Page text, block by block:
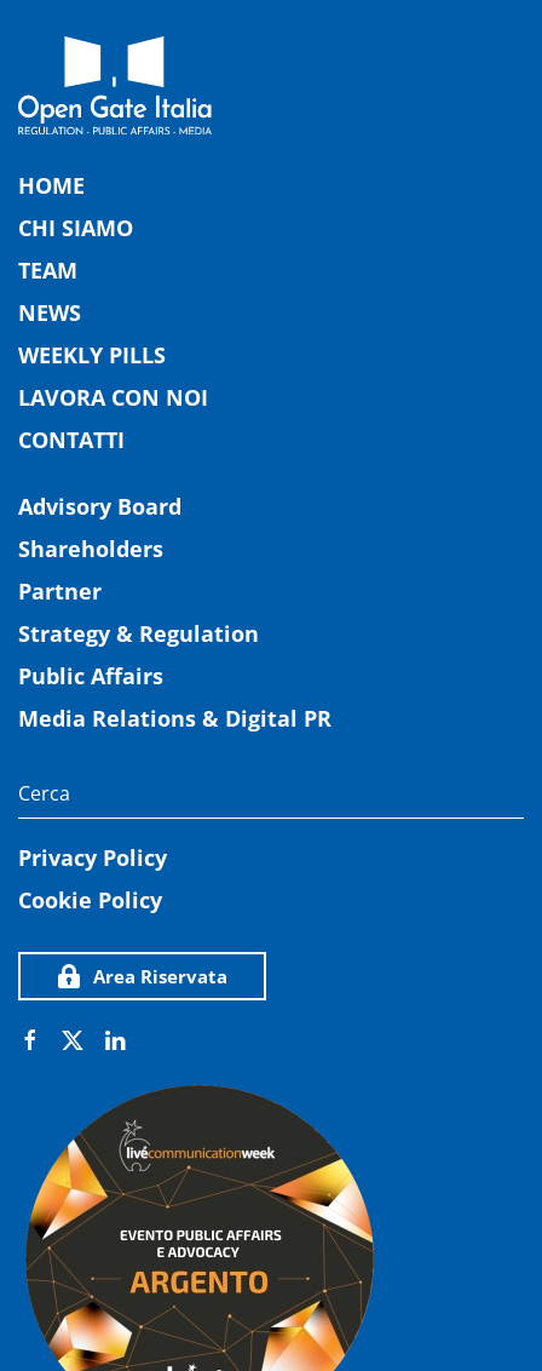
HOME
CHI SIAMO
TEAM
NEWS
WEEKLY PILLS
LAVORA CON NOI
CONTATTI
Advisory Board
Shareholders
Partner
Strategy & Regulation
Public Affairs
Media Relations & Digital PR
Privacy Policy
Cookie Policy
Area Riservata